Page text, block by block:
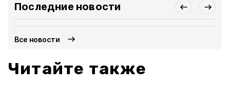
Последние новости
Все новости
Читайте также